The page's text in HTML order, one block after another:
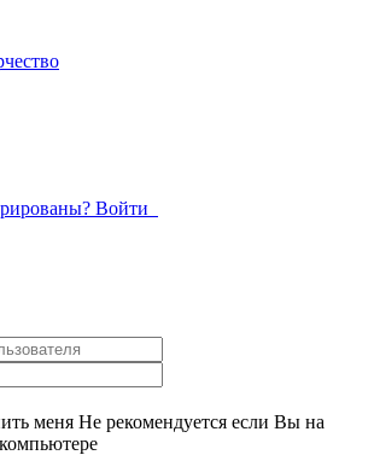
Войти
меня Не рекомендуется если Вы на